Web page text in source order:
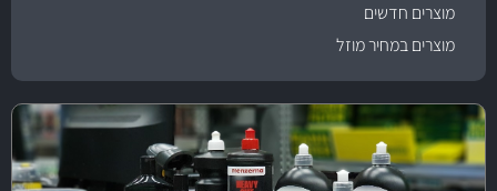
מוצרים חדשים
מוצרים במחיר מוזל